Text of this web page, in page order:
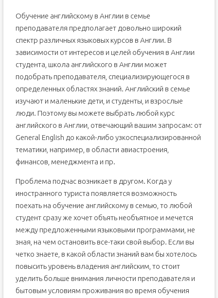
Обучение английскому в Англии в семье
преподавателя предполагает довольно широкий
спектр различных языковых курсов в Англии. В
зависимости от интересов и целей обучения в Англии
студента, школа английского в Англии может
подобрать преподавателя, специализирующегося в
определенных областях знаний. Английский в семье
изучают и маленькие дети, и студенты, и взрослые
люди. Поэтому вы можете выбрать любой курс
английского в Англии, отвечающий вашим запросам: от
General English до какой-либо узкоспециализированной
тематики, например, в области авиастроения,
финансов, менеджмента и пр.
Проблема подчас возникает в другом. Когда у
иностранного туриста появляется возможность
поехать на обучение английскому в семью, то любой
студент сразу же хочет объять необъятное и мечется
между предложенными языковыми программами, не
зная, на чем остановить все-таки свой выбор. Если вы
четко знаете, в какой области знаний вам бы хотелось
повысить уровень владения английским, то стоит
уделить больше внимания личности преподавателя и
бытовым условиям проживания во время обучения